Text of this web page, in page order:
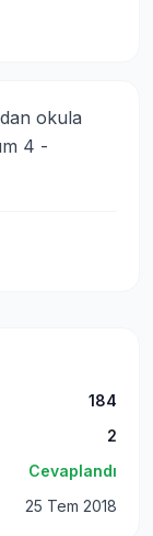
okula
4 -
184
2
Cevaplandı
25 Tem 2018